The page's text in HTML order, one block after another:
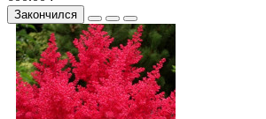
Закончился